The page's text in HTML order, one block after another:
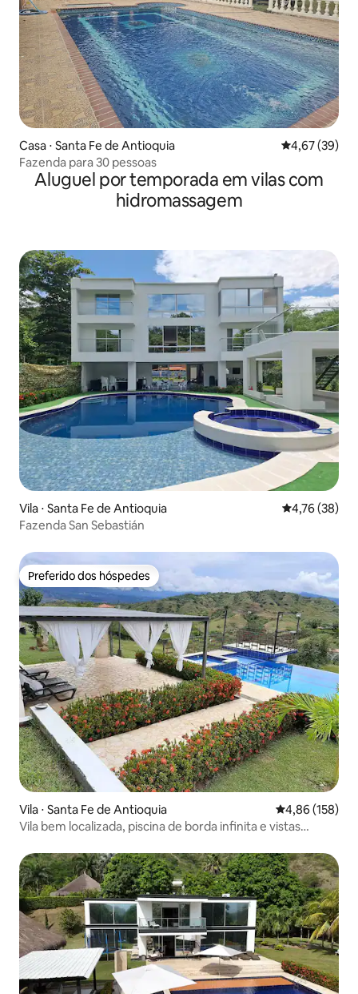
Casa ⋅ Santa Fe de Antioquia 4,67 de uma
4,67 (39)
Fazenda para 30 pessoas
Aluguel por temporada em vilas com
hidromassagem
Vila ⋅ Santa Fe de Antioquia 4,76 de uma
4,76 (38)
Fazenda San Sebastián
Preferido dos hóspedes
Preferido dos hóspedes
Vila ⋅ Santa Fe de Antioquia 4,86 de uma
4,86 (158)
Vila bem localizada, piscina de borda infinita e vistas